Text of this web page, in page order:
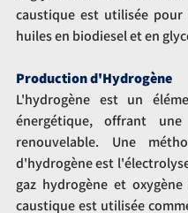
caustique est utilisée pour
huiles en biodiesel et en
Production d'Hydrogène
L'hydrogène est un
énergétique, offrant
renouvelable. Une
d'hydrogène est
gaz hydrogène et
caustique est utilisée